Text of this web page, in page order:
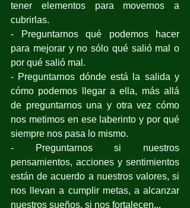
tener elementos para movernos a
cubrirlas.
- Preguntarnos qué podemos hacer
para mejorar y no sólo qué salió mal o
por qué salió mal.
- Preguntarnos dónde está la salida y
cómo podemos llegar a ella, más allá
de preguntarnos una y otra vez cómo
nos metimos en ese laberinto y por qué
siempre nos pasa lo mismo.
- Preguntarnos si nuestros
pensamientos, acciones y sentimientos
están de acuerdo a nuestros valores, si
nos llevan a cumplir metas, a alcanzar
nuestros sueños, si nos fortalecen...